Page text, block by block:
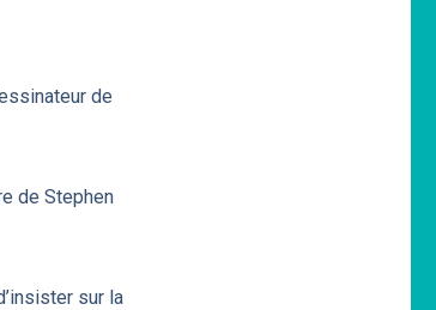
de
de Stephen
sur la